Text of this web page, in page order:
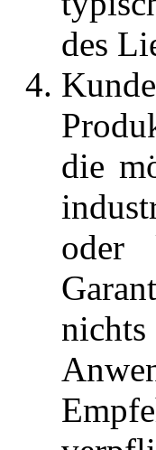
des
die
oder